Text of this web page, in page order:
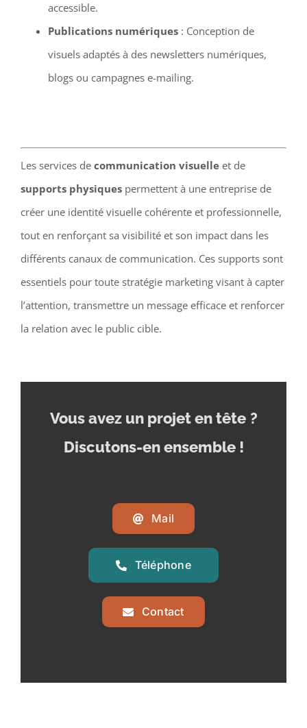
accessible.
Publications numériques: Conception de
visuels adaptés à des newsletters numériques,
blogs ou campagnes e-mailing.
Les services de communication visuelleet de
supports physiquespermettent à une entreprise de
créer une identité visuelle cohérente et professionnelle,
tout en renforçant sa visibilité et son impact dans les
différents canaux de communication. Ces supports sont
essentiels pour toute stratégie marketing visant à capter
l’attention, transmettre un message efficace et renforcer
la relation avec le public cible.
Vous avez un projet en tête ?
Discutons-en ensemble !
Mail
Téléphone
Contact